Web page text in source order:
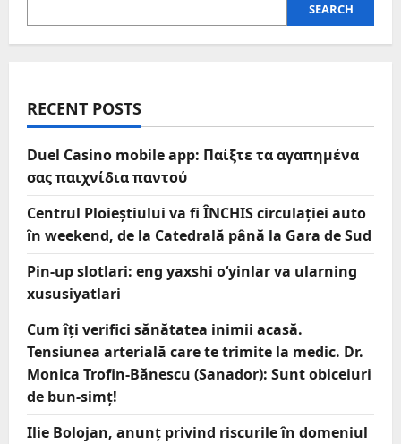
SEARCH
RECENT POSTS
Duel Casino mobile app: Παίξτε τα αγαπημένα
σας παιχνίδια παντού
Centrul Ploieștiului va fi ÎNCHIS circulației auto
în weekend, de la Catedrală până la Gara de Sud
Pin-up slotlari: eng yaxshi o‘yinlar va ularning
xususiyatlari
Cum îți verifici sănătatea inimii acasă.
Tensiunea arterială care te trimite la medic. Dr.
Monica Trofin-Bănescu (Sanador): Sunt obiceiuri
de bun-simț!
Ilie Bolojan, anunț privind riscurile în domeniul